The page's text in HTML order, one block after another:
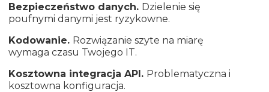
Bezpieczeństwo danych. Dzielenie się
poufnymi danymi jest ryzykowne.
Kodowanie. Rozwiązanie szyte na miarę
wymaga czasu Twojego IT.
Kosztowna integracja API. Problematyczna i
kosztowna konfiguracja.